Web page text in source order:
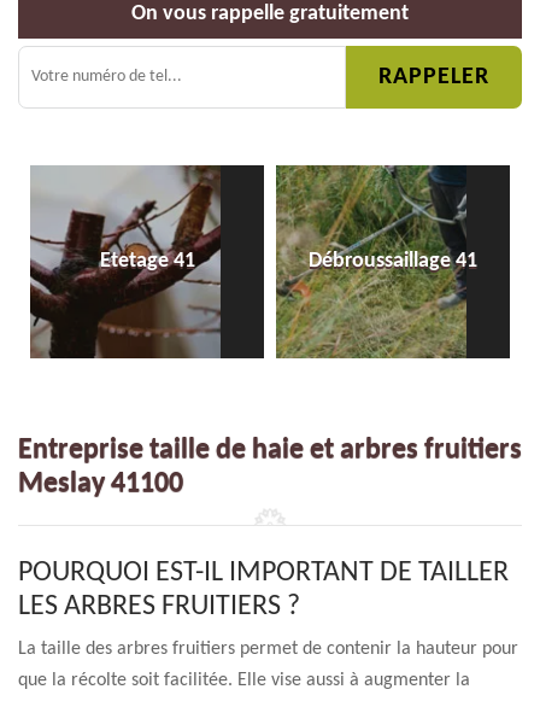
On vous rappelle gratuitement
Etetage 41 Débroussaillage 41
Entreprise taille de haie et arbres fruitiers
Meslay 41100
POURQUOI EST-IL IMPORTANT DE TAILLER
LES ARBRES FRUITIERS ?
La taille des arbres fruitiers permet de contenir la hauteur pour
que la récolte soit facilitée. Elle vise aussi à augmenter la